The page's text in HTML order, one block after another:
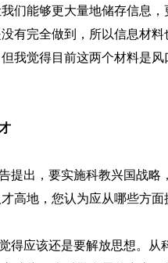
们能够更大量地储存信息，
有完全做到，所以信息材料
我觉得目前这两个材料是
提出，要实施科教兴国战略
高地，您认为应从哪些方面
得应该还是要解放思想。从